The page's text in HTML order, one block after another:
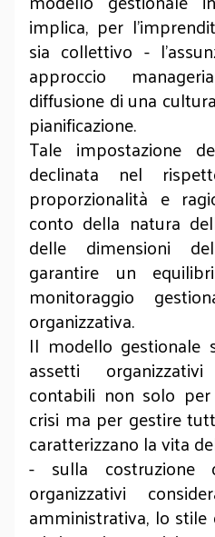
implica, per
sia collettivo -
approccio
diffusione di una
pianificazione.
Tale impostazione
declinata nel
proporzionalità e
conto della natura
delle dimensioni
garantire un
monitoraggio
organizzativa.
Il modello gestionale
assetti
contabili non solo
crisi ma per gestire
caratterizzano la vita
- sulla costruzione
organizzativi
amministrativa, lo